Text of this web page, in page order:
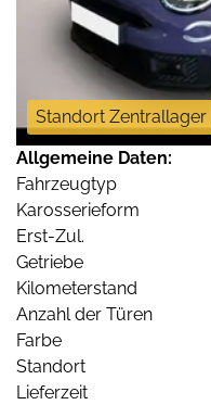
Standort Zentrallager
Allgemeine Daten:
Fahrzeugtyp
Karosserieform
Erst-Zul.
Getriebe
Kilometerstand
Anzahl der Türen
Farbe
Standort
Lieferzeit